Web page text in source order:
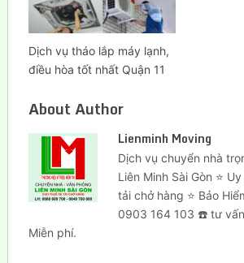
Dịch vụ tháo lắp máy lạnh,
điều hòa tốt nhất Quận 11
About Author
Lienminh Moving
Dịch vụ chuyển nhà
Liên Minh Sài Gòn ⭐
tải chở hàng ⭐ Bảo
0903 164 103 ☎️ tư
Miễn phí.